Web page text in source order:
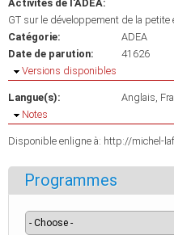
Activités de l'ADEA:
GT sur le développement de la petite
Catégorie:
ADEA
Date de parution:
41626
Masquer
Versions disponibles
Langue(s): Anglais
Masquer
Notes
Disponible enligne à:
Programmes